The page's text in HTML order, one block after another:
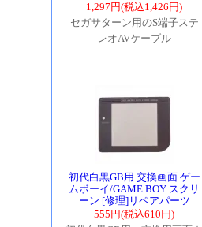
1,297円(税込1,426円)
セガサターン用のS端子ステ
レオAVケーブル
初代白黒GB用 交換画面 ゲー
ムボーイ/GAME BOY スクリ
ーン [修理]リペアパーツ
555円(税込610円)